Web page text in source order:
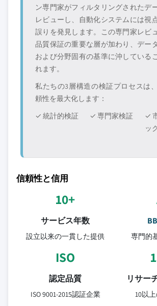
ン専門家がフィルタリングされたデ
レビューし、自動化システムには視
誤りを発見します。この専門家レビ
品質保証の重要な層が加わり、デー
および分野固有の基準に沖している
れます。
私たちの3層構造の検証プロセスは
頼性を最大化します：
✓ 統計的検証
✓ 専門家検証
✓
ッ
信頼性と信用
10+
サービス年数
設立以来の一貫した提供 専門的
ISO
認定品質
ISO 9001-2015認証企業
リサー
10以